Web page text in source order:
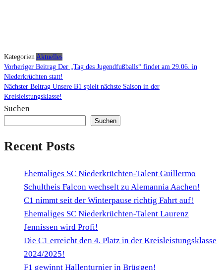
Kategorien Aktuelles
Beitragsnavigation
Vorheriger Beitrag Der „Tag des Jugendfußballs“ findet am 29.06. in
Niederkrüchten statt!
Beitrag
Nächster Beitrag Unsere B1 spielt nächste Saison in der
Kreisleistungsklasse!
Suchen
Suchen
Recent Posts
Ehemaliges SC Niederkrüchten-Talent Guillermo
Schultheis Falcon wechselt zu Alemannia Aachen!
C1 nimmt seit der Winterpause richtig Fahrt auf!
Ehemaliges SC Niederkrüchten-Talent Laurenz
Jennissen wird Profi!
Die C1 erreicht den 4. Platz in der Kreisleistungsklasse
2024/2025!
F1 gewinnt Hallenturnier in Brüggen!